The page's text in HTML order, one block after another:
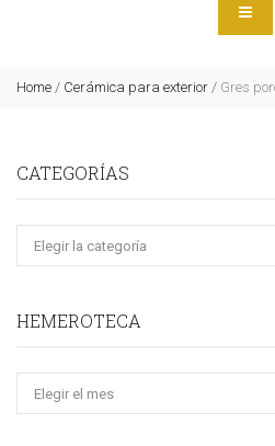
Home / Cerámica para exterior / Gres
CATEGORÍAS
HEMEROTECA